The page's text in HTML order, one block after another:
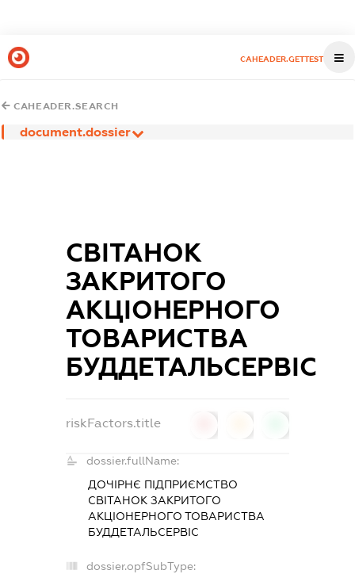
CAHEADER.GETTEST
CAHEADER.SEARCH
document.dossier
СВІТАНОК
ЗАКРИТОГО
АКЦІОНЕРНОГО
ТОВАРИСТВА
БУДДЕТАЛЬСЕРВІС
riskFactors.title
dossier.fullName:
ДОЧІРНЄ ПІДПРИЄМСТВО
СВІТАНОК ЗАКРИТОГО
АКЦІОНЕРНОГО ТОВАРИСТВА
БУДДЕТАЛЬСЕРВІС
dossier.opfSubType: